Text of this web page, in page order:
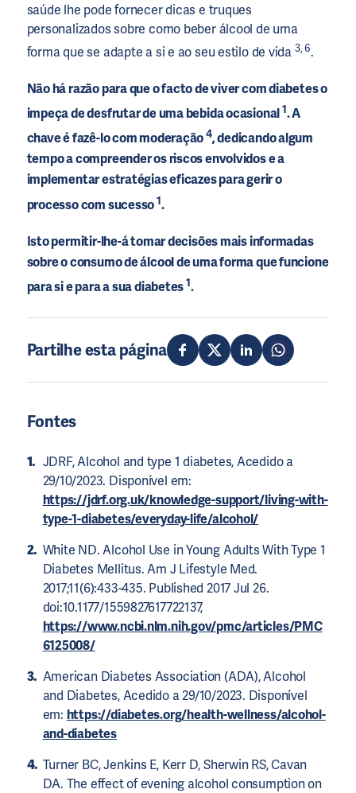
saúde lhe pode fornecer dicas e truques
personalizados sobre como beber álcool de uma
forma que se adapte a si e ao seu estilo de vida 3, 6.
Não há razão para que o facto de viver com diabetes o
impeça de desfrutar de uma bebida ocasional1. A
chave é fazê-lo com moderação4, dedicando algum
tempo a compreender os riscos envolvidos e a
implementar estratégias eficazes para gerir o
processo com sucesso1.
Isto permitir-lhe-á tomar decisões mais informadas
sobre o consumo de álcool de uma forma que funcione
para si e para a sua diabetes1.
Partilhe esta página
Fontes
JDRF, Alcohol and type 1 diabetes, Acedido a
29/10/2023. Disponível em:
https://jdrf.org.uk/knowledge-support/living-with-
type-1-diabetes/everyday-life/alcohol/
White ND. Alcohol Use in Young Adults With Type 1
Diabetes Mellitus. Am J Lifestyle Med.
2017;11(6):433-435. Published 2017 Jul 26.
doi:10.1177/1559827617722137,
https://www.ncbi.nlm.nih.gov/pmc/articles/PMC
6125008/
American Diabetes Association (ADA), Alcohol
and Diabetes, Acedido a 29/10/2023. Disponível
em: https://diabetes.org/health-wellness/alcohol-
and-diabetes
Turner BC, Jenkins E, Kerr D, Sherwin RS, Cavan
DA. The effect of evening alcohol consumption on